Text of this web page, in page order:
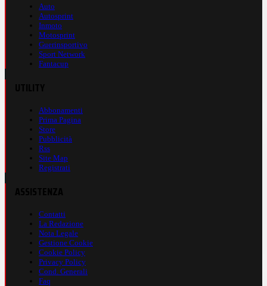
Auto
Autosprint
Inmoto
Motosprint
Guerinsportivo
Sport Network
Fantacup
Abbonamenti
Prima Pagina
Store
Pubblicità
Rss
Site Map
Registrati
Contatti
La Redazione
Nota Legale
Gestione Cookie
Cookie Policy
Privacy Policy
Cond. Generali
Faq